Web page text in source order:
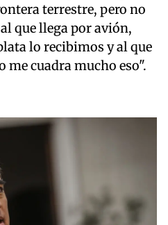
terrestre, pero no
que llega por avión,
lo recibimos y al que
cuadra mucho eso".